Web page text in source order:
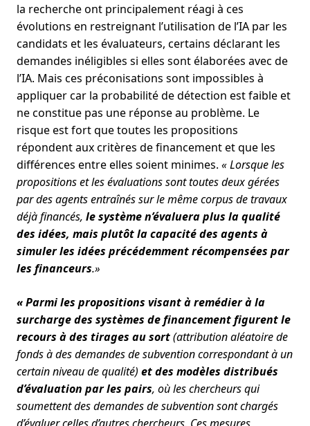
la recherche ont principalement réagi à ces
évolutions en restreignant l’utilisation de l’IA par les
candidats et les évaluateurs, certains déclarant les
demandes inéligibles si elles sont élaborées avec de
l’IA. Mais ces préconisations sont impossibles à
appliquer car la probabilité de détection est faible et
ne constitue pas une réponse au problème. Le
risque est fort que toutes les propositions
répondent aux critères de financement et que les
différences entre elles soient minimes. « Lorsque les
propositions et les évaluations sont toutes deux gérées
par des agents entraînés sur le même corpus de travaux
déjà financés, le système n’évaluera plus la qualité
des idées, mais plutôt la capacité des agents à
simuler les idées précédemment récompensées par
les financeurs.»
« Parmi les propositions visant à remédier à la
surcharge des systèmes de financement figurent le
recours à des tirages au sort(attribution aléatoire de
fonds à des demandes de subvention correspondant à un
certain niveau de qualité) et des modèles distribués
d’évaluation par les pairs, où les chercheurs qui
soumettent des demandes de subvention sont chargés